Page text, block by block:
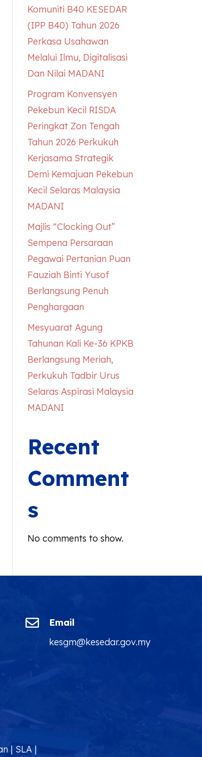
Komuniti B40 KESEDAR
(IPP B40) Tahun 2026
Perkasa Usahawan
Melalui Ilmu, Digitalisasi
Dan Nilai MADANI
Program Konvensyen
Pekebun Kecil RISDA
Peringkat Zon Tengah
Tahun 2026 Perkukuh
Kerjasama Strategik
Demi Kemajuan Pekebun
Kecil Selaras Malaysia
MADANI
Majlis “Clocking Out”
Sempena Persaraan
Pegawai Pertanian Puan
Fauziah Binti Yusof
Berlangsung Penuh
Penghargaan
Mesyuarat Agung
Tahunan Kali Ke-36 KPKB
Berlangsung Meriah,
Perkukuh Tadbir Urus
Selaras Aspirasi Malaysia
MADANI
Recent
Comment
s
No comments to show.

Email
kesgm@kesedar.gov.my
| SLA|